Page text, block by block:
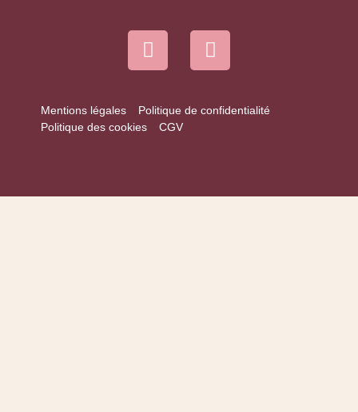
Mentions légales
Politique de confidentialité
Politique des cookies
CGV